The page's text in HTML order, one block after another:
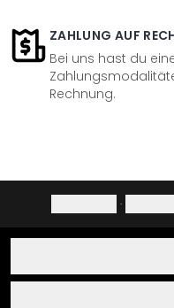
ZAHLUNG AUF
Bei uns hast du
Rechnung.
·